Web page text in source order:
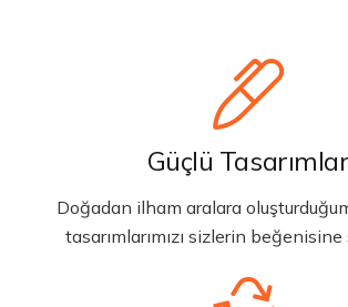
Güçlü Tasarımlar
Doğadan ilham aralara
tasarımlarımızı sizlerin beğenisine